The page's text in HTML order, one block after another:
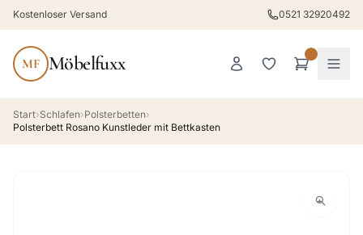
Kostenloser Versand 0521 32920492
MF Möbelfuxx
Start›Schlafen›Polsterbetten›
Polsterbett Rosano Kunstleder mit Bettkasten